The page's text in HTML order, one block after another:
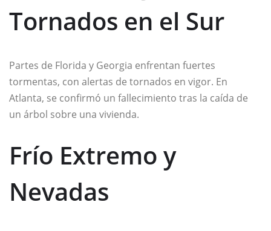
Tornados en el Sur
Partes de Florida y Georgia enfrentan fuertes
tormentas, con alertas de tornados en vigor. En
Atlanta, se confirmó un fallecimiento tras la caída de
un árbol sobre una vivienda.
Frío Extremo y
Nevadas